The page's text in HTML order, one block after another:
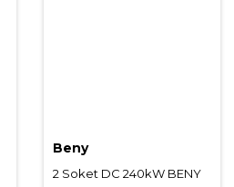
Beny
2 Soket DC 240kW BENY